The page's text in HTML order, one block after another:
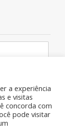
Álcool e Drogas
a experiência
e visitas
concorda com
pode visitar